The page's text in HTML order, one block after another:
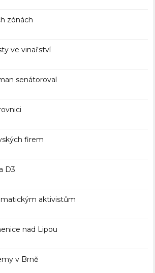
zónách
ve vinařství
senátoroval
firem
D3
aktivistům
nad Lipou
v Brně